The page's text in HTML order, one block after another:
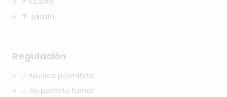
🌴 Jardín
Regulación
🎶 Musica permitida
🚬 Se permite fumar